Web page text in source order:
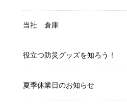
当社 倉庫
役立つ防災グッズを知ろう！
夏季休業日のお知らせ